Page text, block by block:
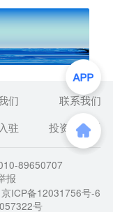
们
联系我们
驻 投资者关系
89650707
报
京ICP备12031756号-6
号